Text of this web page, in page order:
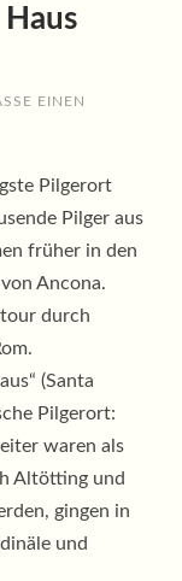
EINEN
Pilgerort
Pilger aus
früher in den
Ancona.
durch
(Santa
Pilgerort:
waren als
Altötting und
gingen in
und